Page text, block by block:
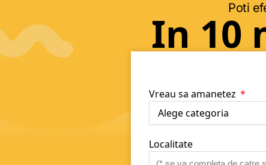
Poti
In 10
Vreau sa amanetez
Localitate